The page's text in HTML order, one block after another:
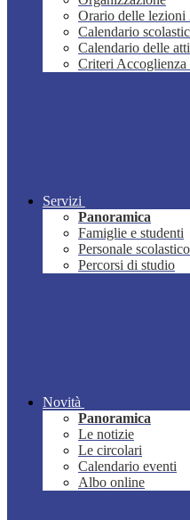
Orario delle lezioni
Calendario
Calendario delle
Criteri Accoglienza
Servizi
Panoramica
Famiglie e studenti
Personale scolastico
Percorsi di studio
Novità
Panoramica
Le notizie
Le circolari
Calendario eventi
Albo online